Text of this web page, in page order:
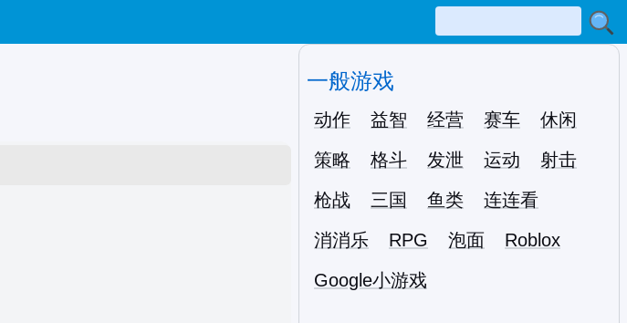
一般游戏
动作 益智 经营 赛车
休闲
策略
格斗 发泄 运动
射击
枪战
三国 鱼类
连连看
消消乐
RPG 泡面
Roblox
Google小游戏